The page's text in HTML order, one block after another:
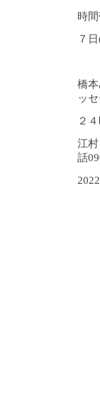
時
７
橋
ッ
２
江
話